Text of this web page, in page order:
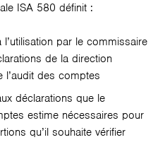
ISA 580 définit :
par le commissaire
de la direction
des comptes
déclarations que le
estime nécessaires pour
qu’il souhaite vérifier